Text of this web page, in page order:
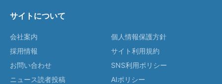
サイトについて
会社案内
採用情報
お問い合わせ
ニュース読者投稿
個人情報保護方針
サイト利用規約
SNS利用ポリシー
AIポリシー